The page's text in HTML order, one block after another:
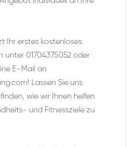
Ihr erstes kostenloses
unter 01704375052 oder
E-Mail an
Lassen Sie uns
wie wir Ihnen helfen
und Fitnessziele zu